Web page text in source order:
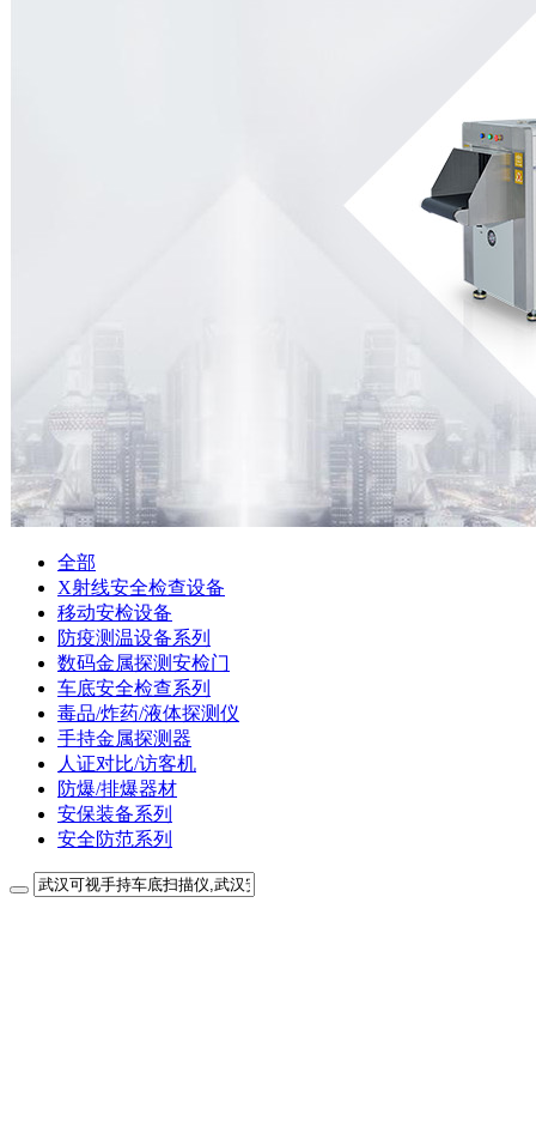
全部
X射线安全检查设备
移动安检设备
防疫测温设备系列
数码金属探测安检门
车底安全检查系列
毒品/炸药/液体探测仪
手持金属探测器
人证对比/访客机
防爆/排爆器材
安保装备系列
安全防范系列